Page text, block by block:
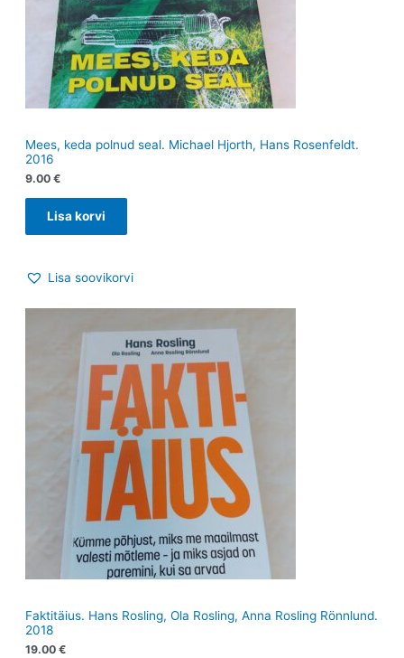
Mees, keda polnud seal. Michael Hjorth, Hans Rosenfeldt.
2016
9.00 €
Lisa korvi
Lisa soovikorvi
Faktitäius. Hans Rosling, Ola Rosling, Anna Rosling Rönnlund.
2018
19.00 €